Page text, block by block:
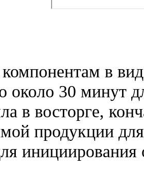
в
около 30 минут
в восторге,
продукции